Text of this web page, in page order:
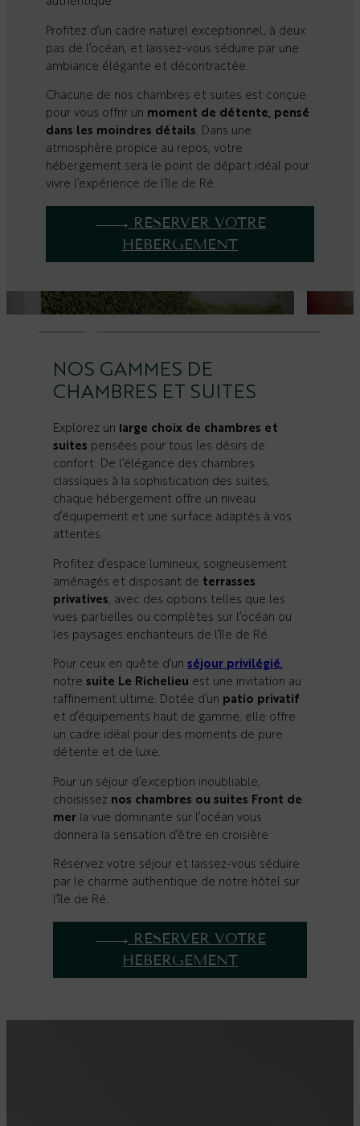
Profitez d’un cadre naturel exceptionnel, à deux
pas de l’océan, et laissez-vous séduire par une
ambiance élégante et décontractée.
Chacune de nos chambres et suites est conçue
pour vous offrir un moment de détente, pensé
dans les moindres détails. Dans une
atmosphère propice au repos, votre
hébergement sera le point de départ idéal pour
vivre l’expérience de l’île de Ré.
RÉSERVER VOTRE
HÉBERGEMENT
NOS GAMMES DE
CHAMBRES ET SUITES
Explorez un
large choix de chambres et
suites pensées pour tous les désirs de
confort. De l’élégance des chambres
classiques à la sophistication des suites,
chaque hébergement offre un niveau
d’équipement et une surface adaptés à vos
attentes.
Profitez d’espace lumineux, soigneusement
aménagés et disposant de terrasses
privatives, avec des options telles que les
vues partielles ou complètes sur l’océan ou
les paysages enchanteurs de l’île de Ré.
Pour ceux en quête d’unséjour privilégié,
notresuite Le Richelieu est une invitation au
raffinement ultime. Dotée d’un patio privatif
et d’équipements haut de gamme, elle offre
un cadre idéal pour des moments de pure
détente et de luxe.
Pour un séjour d’exception inoubliable,
choisissez nos chambres ou suites Front de
mer la vue dominante sur l’océan vous
donnera la sensation d’être en croisière
Réservez votre séjour et laissez-vous séduire
par le charme authentique de notre hôtel sur
l’île de Ré.
RÉSERVER VOTRE
HÉBERGEMENT